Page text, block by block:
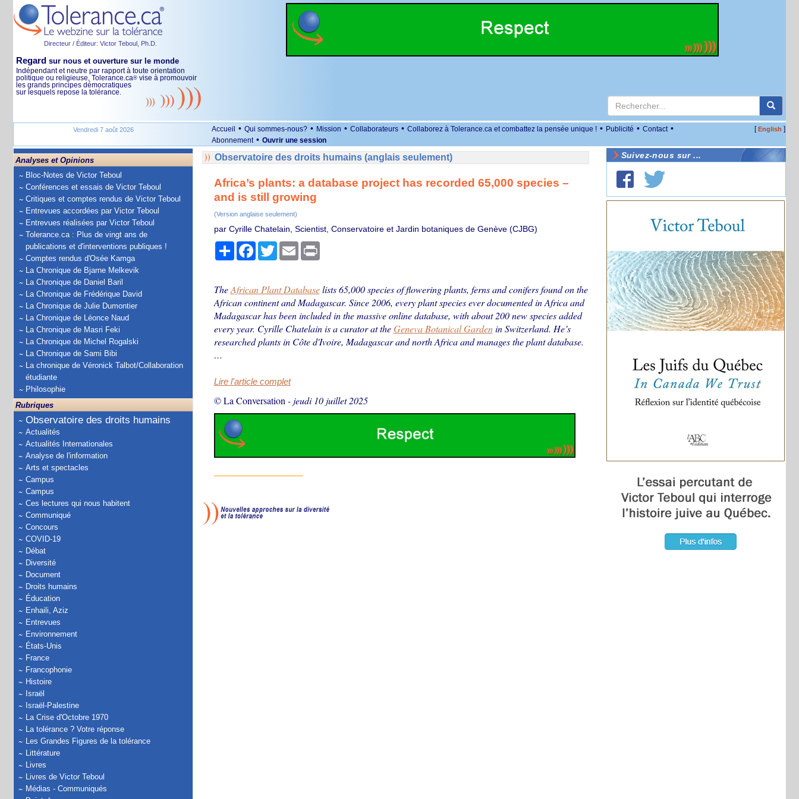
Directeur / Éditeur: Victor Teboul, Ph.D.
Regard sur nous et ouverture sur le monde
Indépendant et neutre par rapport à toute orientation
politique ou religieuse, Tolerance.ca® vise à promouvoir
les grands principes démocratiques
sur lesquels repose la tolérance.
Vendredi 7 août 2026 Accueil • Qui sommes-nous? • Mission • Collaborateurs • Collaborez à Tolerance.ca et combattez la pensée unique ! • Publicité • Contact •
Abonnement • Ouvrir une session
[English ]
Analyses et Opinions
Bloc-Notes de Victor Teboul
Conférences et essais de Victor Teboul
Critiques et comptes rendus de Victor Teboul
Entrevues accordées par Victor Teboul
Entrevues réalisées par Victor Teboul
Tolerance.ca : Plus de vingt ans de
publications et d'interventions publiques !
Comptes rendus d'Osée Kamga
La Chronique de Bjarne Melkevik
La Chronique de Daniel Baril
La Chronique de Frédérique David
La Chronique de Julie Dumontier
La Chronique de Léonce Naud
La Chronique de Masri Feki
La Chronique de Michel Rogalski
La Chronique de Sami Bibi
La chronique de Véronick Talbot/Collaboration
étudiante
Philosophie
Rubriques
Observatoire des droits humains
Actualités
Actualités Internationales
Analyse de l'information
Arts et spectacles
Campus
Campus
Ces lectures qui nous habitent
Communiqué
Concours
COVID-19
Débat
Diversité
Document
Droits humains
Éducation
Enhaili, Aziz
Entrevues
Environnement
États-Unis
France
Francophonie
Histoire
Israël
Israël-Palestine
La Crise d'Octobre 1970
La tolérance ? Votre réponse
Les Grandes Figures de la tolérance
Littérature
Livres
Livres de Victor Teboul
Médias - Communiqués
Observatoire des droits humains (anglais seulement)
Africa’s plants: a database project has recorded 65,000 species –
and is still growing
(Version anglaise seulement)
par Cyrille Chatelain, Scientist, Conservatoire et Jardin botaniques de Genève (CJBG)
PartagerFacebook
TwitterEmail Print
TheAfrican Plant Databaselists 65,000 species of flowering plants, ferns and conifers found on the
African continent and Madagascar. Since 2006, every plant species ever documented in Africa and
Madagascar has been included in the massive online database, with about 200 new species added
every year. Cyrille Chatelain is a curator at theGeneva Botanical Gardenin Switzerland. He’s
researched plants in Côte d'Ivoire, Madagascar and north Africa and manages the plant database.
…
Lire l'article complet
© La Conversation - jeudi 10 juillet 2025
Suivez-nous sur ...